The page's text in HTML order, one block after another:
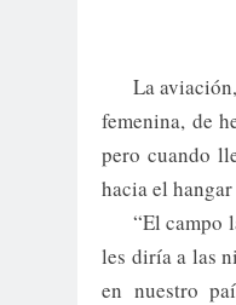
La
femenina, de
pero cuando
hacia el
“El campo
les diría a las
en nuestro